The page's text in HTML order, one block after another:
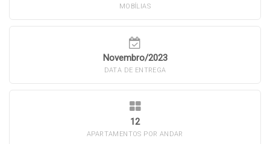
MOBÍLIAS
Novembro/2023
DATA DE ENTREGA
12
APARTAMENTOS POR ANDAR